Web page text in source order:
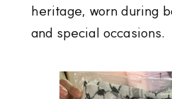
heritage, worn during
and special occasions.